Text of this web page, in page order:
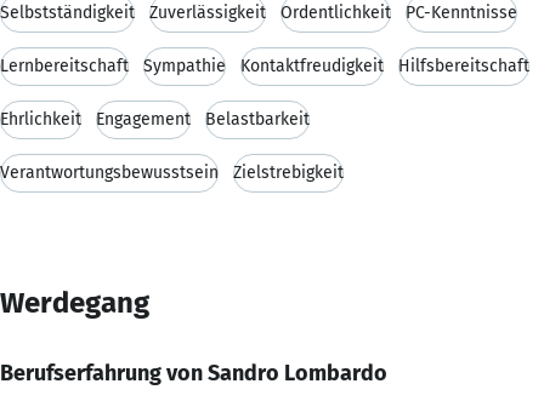
Selbstständigkeit Zuverlässigkeit Ordentlichkeit PC-Kenntnisse
Lernbereitschaft Sympathie Kontaktfreudigkeit Hilfsbereitschaft
Ehrlichkeit Engagement Belastbarkeit
Verantwortungsbewusstsein Zielstrebigkeit
Werdegang
Berufserfahrung von Sandro Lombardo